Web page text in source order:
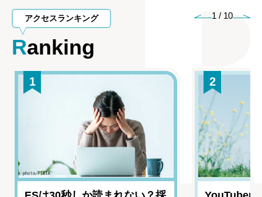
アクセスランキング
Ranking
1 / 10
1 2